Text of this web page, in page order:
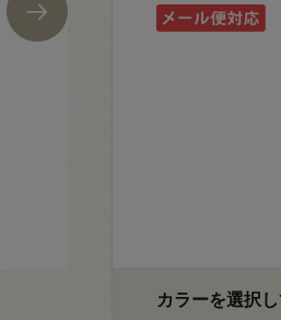
カラーを選択